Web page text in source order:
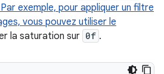
exemple, pour appliquer un filtre
vous pouvez utiliser le
la saturation sur 0f .